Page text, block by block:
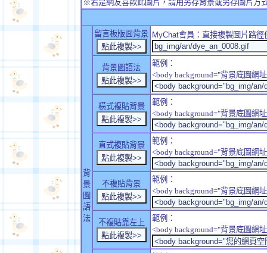
※若是網友喜歡此圖片，請用另存背景或另存圖片方
背
景
圖
語
法
留言板版面背景 MyChat會員：直接複製圖片路
背景圖語法
範例：
<body background="背景底圖網
橫式複貼背景
範例：
<body background="背景底圖網
直式複貼背景
範例：
<body background="背景底圖網
不複貼背景
範例：
<body background="背景底圖網
不複貼靠左上
範例：
<body background="背景底圖網